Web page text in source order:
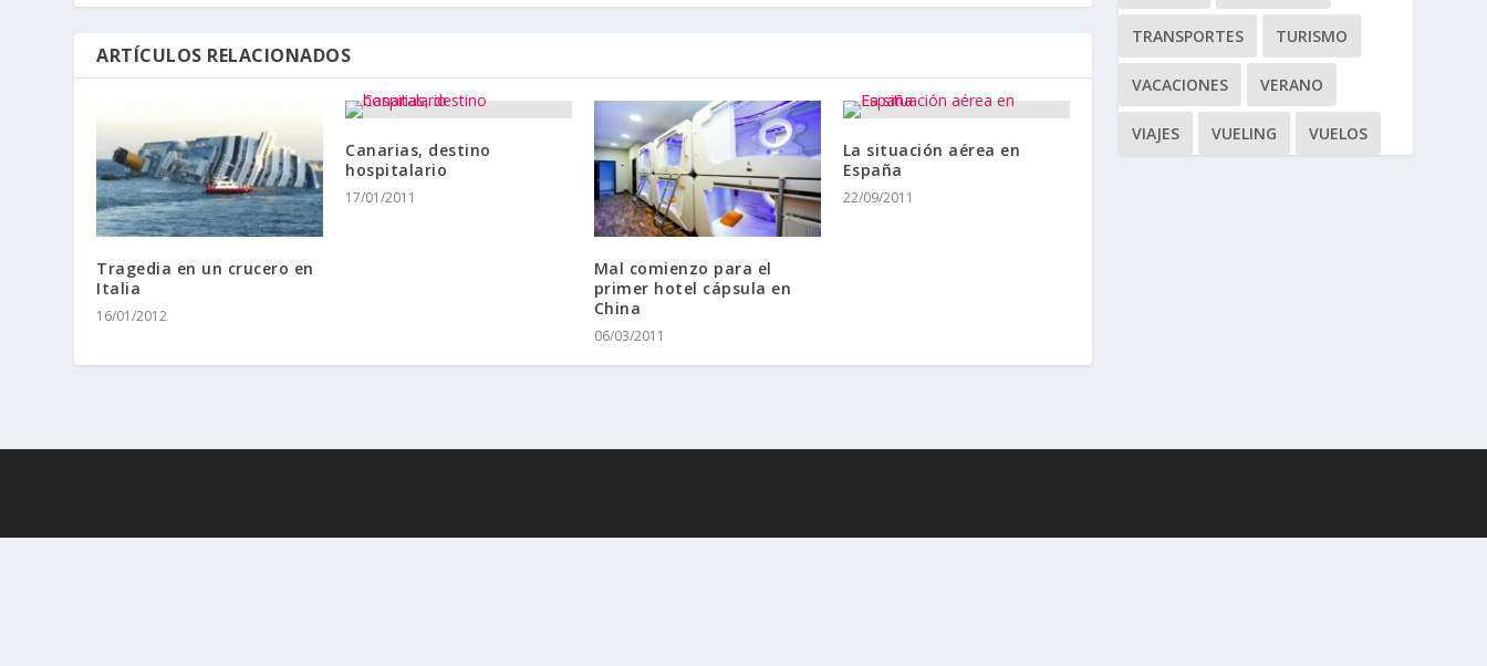
ARTÍCULOS RELACIONADOS
Tragedia en un crucero en
Italia
16/01/2012
Canarias, destino
hospitalario
17/01/2011
Mal comienzo para el
primer hotel cápsula en
China
06/03/2011
La situación aérea en
España
22/09/2011
TRANSPORTES TURISMO
VACACIONES VERANO
VIAJES VUELING VUELOS